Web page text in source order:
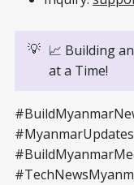
💡 📈 Building
at a Time!